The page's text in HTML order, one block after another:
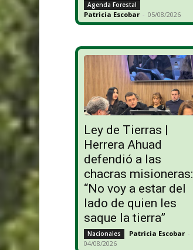
Agenda Forestal
Patricia Escobar - 05/08/2026
Ley de Tierras |
Herrera Ahuad
defendió a las
chacras misioneras:
“No voy a estar del
lado de quien les
saque la tierra”
Nacionales Patricia Escobar -
04/08/2026